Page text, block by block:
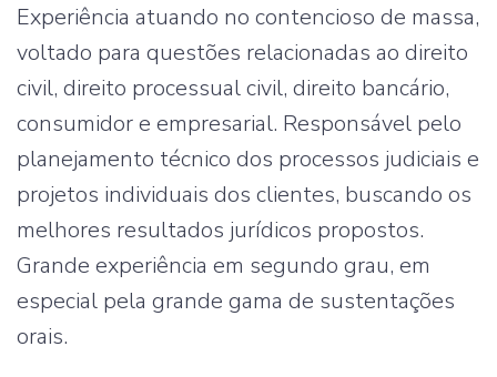
Experiência atuando no contencioso de massa,
voltado para questões relacionadas ao direito
civil, direito processual civil, direito bancário,
consumidor e empresarial. Responsável pelo
planejamento técnico dos processos judiciais e
projetos individuais dos clientes, buscando os
melhores resultados jurídicos propostos.
Grande experiência em segundo grau, em
especial pela grande gama de sustentações
orais.